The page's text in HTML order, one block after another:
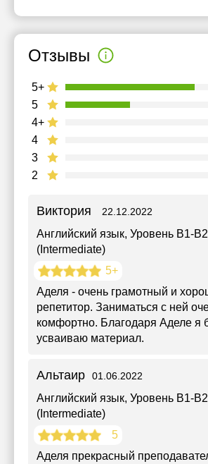
Отзывы
2
3
4
4+
5
5+
Виктория 22.12.2022
Английский язык, Уровень B1-B2
(Intermediate)
5+
Аделя - очень грамотный и
репетитор. Заниматься с ней
комфортно. Благодаря Аделе я
усваиваю материал.
Альтаир 01.06.2022
Английский язык, Уровень B1-B2
(Intermediate)
5
Аделя прекрасный